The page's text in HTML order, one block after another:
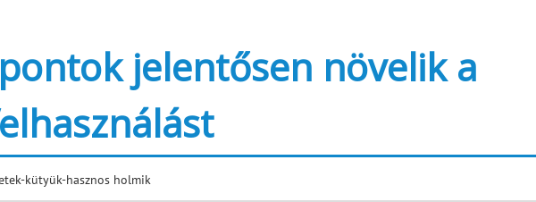
jelentősen növelik a
kütyük-hasznos holmik